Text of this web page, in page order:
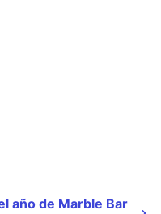
año de Marble Bar